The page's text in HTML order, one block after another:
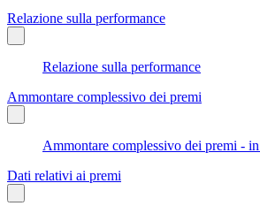
Relazione sulla performance
Relazione sulla performance
Ammontare complessivo dei premi
Ammontare complessivo dei premi -
Dati relativi ai premi